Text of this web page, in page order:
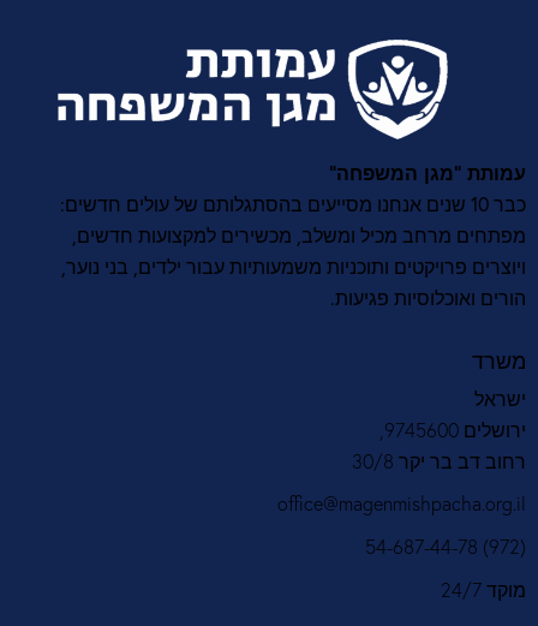
עמותת “מגן המשפחה”
כבר 10 שנים אנחנו מסייעים בהסתגלותם של עולים חדשים:
מפתחים מרחב מכיל ומשלב, מכשירים למקצועות חדשים,
ויוצרים פרויקטים ותוכניות משמעותיות עבור ילדים, בני נוער,
הורים ואוכלוסיות פגיעות.
משרד
ישראל
ירושלים 9745600,
רחוב דב בר יקר 30/8
office@magenmishpacha.org.il
מוקד 24/7